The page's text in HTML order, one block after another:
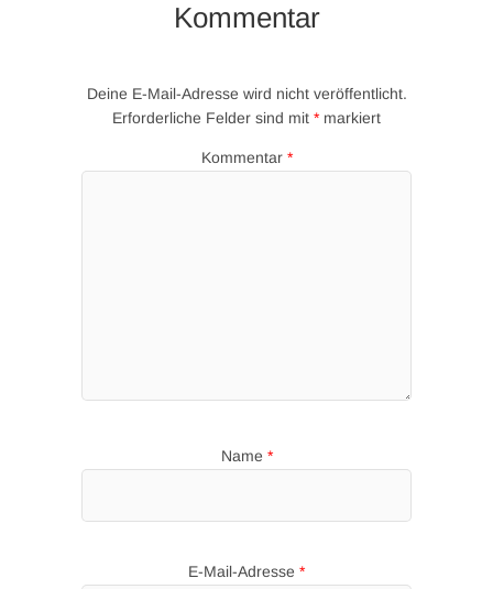
Kommentar
Deine E-Mail-Adresse wird nicht veröffentlicht.
Erforderliche Felder sind mit * markiert
Kommentar *
Name *
E-Mail-Adresse *